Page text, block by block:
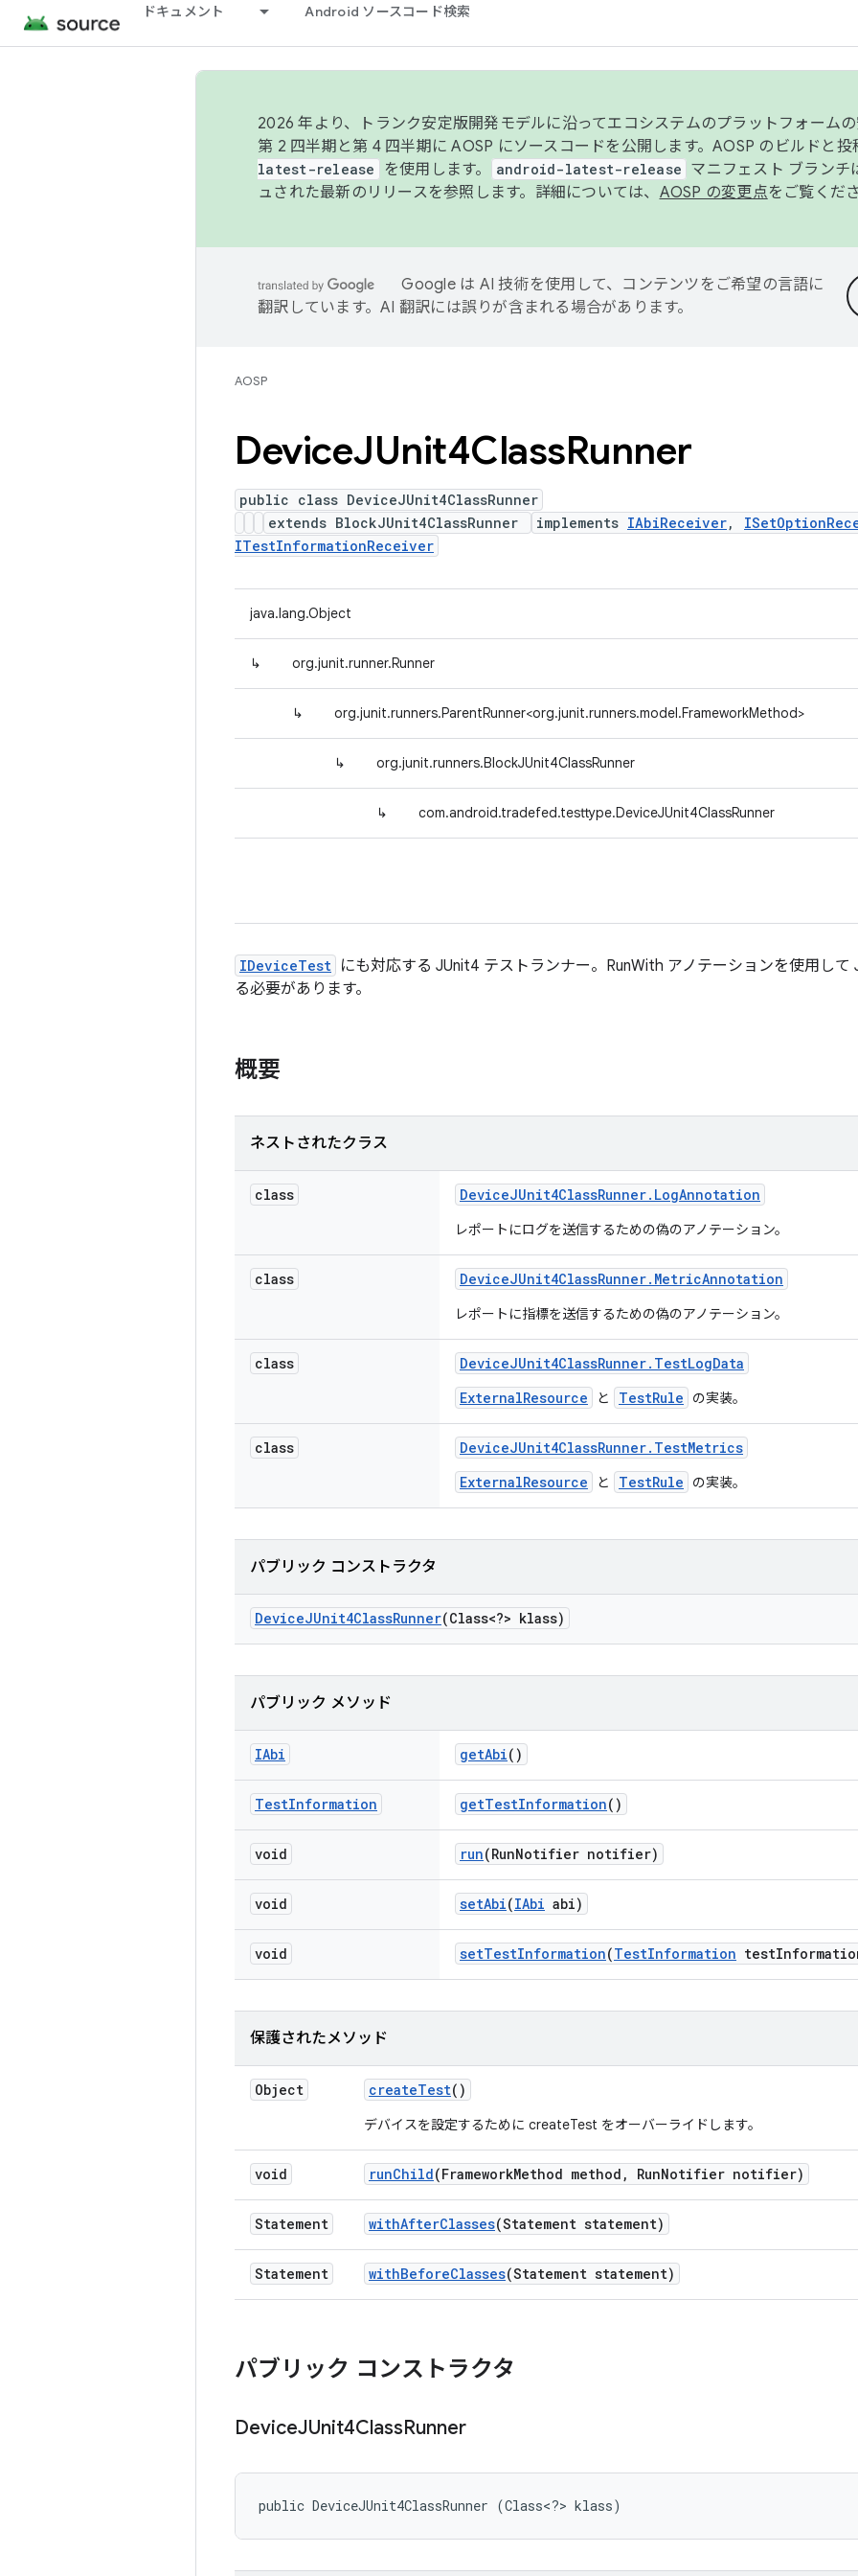
ドキュメント Android ソースコード検索
2026 年より、トランク安定版開発モデルに沿ってエコシステムのプラットフォーム
第 2 四半期と第 4 四半期に AOSP にソースコードを公開します。AOSP のビルドと投
latest-release を使用します。 android-latest-release マニフェスト ブランチ
ュされた最新のリリースを参照します。詳細については、 AOSP の変更点をご覧くだ
Google は AI 技術を使用して、コンテンツをご希望の言語に
翻訳しています。AI 翻訳には誤りが含まれる場合があります。
AOSP
DeviceJUnit4ClassRunner
public class DeviceJUnit4ClassRunner
extends BlockJUnit4ClassRunner
implements IAbiReceiver,
ITestInformationReceiver
java.lang.Object
↳ org.junit.runner.Runner
↳ org.junit.runners.ParentRunner<org.junit.runners.model.FrameworkMethod>
↳ org.junit.runners.BlockJUnit4ClassRunner
↳ com.android.tradefed.testtype.DeviceJUnit4ClassRunner
IDeviceTest にも対応する JUnit4 テストランナー。RunWith アノテーションを使用し
る必要があります。
概要
ネストされたクラス
class DeviceJUnit4ClassRunner. LogAnnotation
レポートにログを送信するための偽のアノテーション。
class DeviceJUnit4ClassRunner. MetricAnnotation
レポートに指標を送信するための偽のアノテーション。
class DeviceJUnit4ClassRunner. TestLogData
ExternalResource
と TestRule の実装。
class DeviceJUnit4ClassRunner. TestMetrics
ExternalResource
と TestRule の実装。
パブリック コンストラクタ
DeviceJUnit4ClassRunner(Class<?> klass)
パブリック メソッド
IAbi getAbi()
TestInformation getTestInformation()
void run(RunNotifier notifier)
void setAbi(IAbi abi)
void setTestInformation(TestInformation test
保護されたメソッド
Object createTest()
デバイスを設定するために createTest をオーバーライドします。
void runChild(FrameworkMethod method , RunNotifier notifier)
Statement withAfterClasses(Statement statement)
Statement withBeforeClasses(Statement statement)
パブリック コンストラクタ
DeviceJUnit4ClassRunner
public DeviceJUnit4ClassRunner (Class<?> klass)